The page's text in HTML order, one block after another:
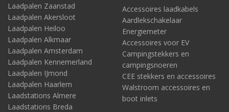
Laadpalen Zaanstad
Laadpalen Akersloot
Laadpalen Heiloo
Laadpalen Alkmaar
Laadpalen Amsterdam
Laadpalen Kennemerland
Laadpalen IJmond
Laadpalen Haarlem
Laadstations Almere
Laadstations Breda
Accessoires laadkabels
Aardlekschakelaar
Energiemeter
Accessoires voor EV
Campingstekkers en
campingsnoeren
CEE stekkers en accessoires
Walstroom accessoires en
boot inlets